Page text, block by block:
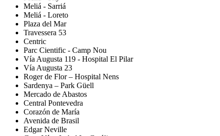
Meliá - Sarriá
Meliá - Loreto
Plaza del Mar
Travessera 53
Centric
Parc Cientific - Camp Nou
Vía Augusta 119 - Hospital El Pilar
Vía Augusta 23
Roger de Flor – Hospital Nens
Sardenya – Park Güell
Mercado de Abastos
Central Pontevedra
Corazón de María
Avenida de Brasil
Edgar Neville